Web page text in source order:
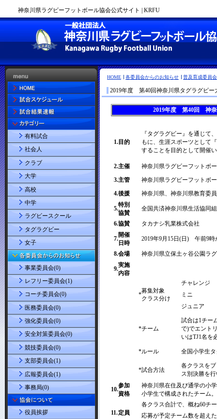
神奈川県ラグビーフットボール協会公式サイト | KRFU
HOME 各委員会からのお知らせ 普及育成委員会
2019年度 第40回神奈川県タグラグビ
有料試合
社会人
クラブ
大学
高校
中学
ラグビースクール
タグラグビー
女子
事業委員会(0)
レフリー委員会(1)
コーチ委員会(0)
医務委員会(0)
強化委員会(0)
安全対策委員会(0)
競技委員会(0)
支部委員会(1)
広報委員会(1)
事務局(0)
役員挨拶